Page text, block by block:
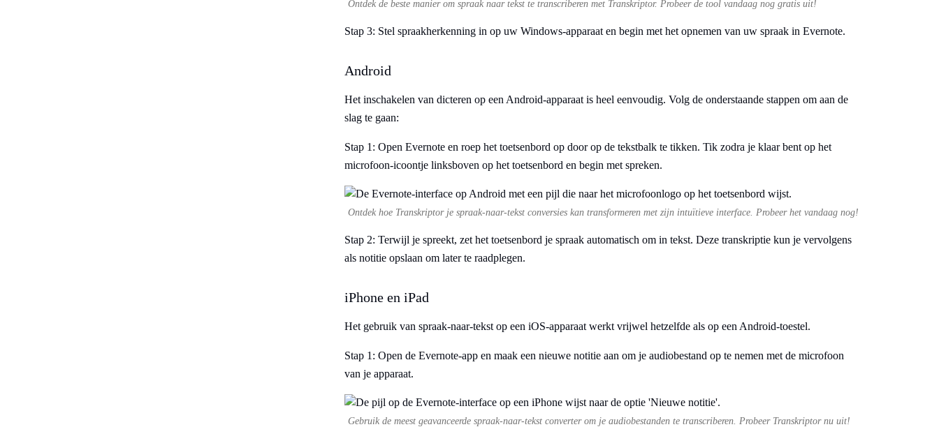
Ontdek de beste manier om spraak naar tekst te transcriberen met Transkriptor. Probeer de tool vandaag nog gratis uit!
Stap 3: Stel spraakherkenning in op uw Windows-apparaat en begin met het opnemen van uw spraak in Evernote.
Android
Het inschakelen van dicteren op een Android-apparaat is heel eenvoudig. Volg de onderstaande stappen om aan de
slag te gaan:
Stap 1: Open Evernote en roep het toetsenbord op door op de tekstbalk te tikken. Tik zodra je klaar bent op het
microfoon-icoontje linksboven op het toetsenbord en begin met spreken.
Ontdek hoe Transkriptor je spraak-naar-tekst conversies kan transformeren met zijn intuïtieve interface. Probeer het vandaag nog!
Stap 2: Terwijl je spreekt, zet het toetsenbord je spraak automatisch om in tekst. Deze transkriptie kun je vervolgens
als notitie opslaan om later te raadplegen.
iPhone en iPad
Het gebruik van spraak-naar-tekst op een iOS-apparaat werkt vrijwel hetzelfde als op een Android-toestel.
Stap 1: Open de Evernote-app en maak een nieuwe notitie aan om je audiobestand op te nemen met de microfoon
van je apparaat.
Gebruik de meest geavanceerde spraak-naar-tekst converter om je audiobestanden te transcriberen. Probeer Transkriptor nu uit!